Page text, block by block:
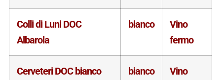
Colli di Luni DOC
Albarola
bianco
Vino
fermo
Cerveteri DOC bianco bianco
Vino